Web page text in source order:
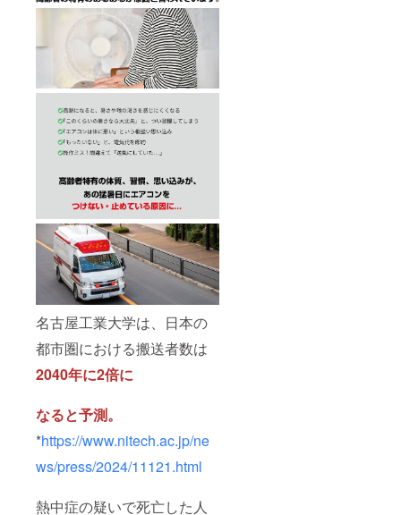
名古屋工業大学は、日本の
都市圏における搬送者数は
2040年に2倍に
なると予測。
*https://www.nitech.ac.jp/ne
ws/press/2024/11121.html
熱中症の疑いで死亡した人